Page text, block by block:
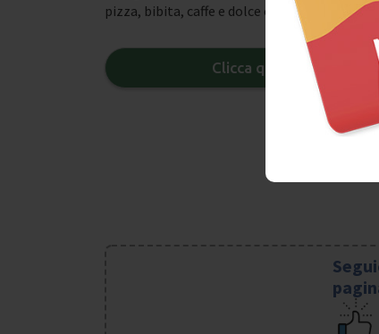
pizza, bibita, caffe e dolce o gelato. Cosa
Clicca qui per